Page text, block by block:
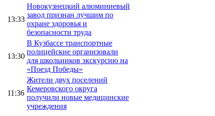
13:33
Новокузнецкий алюминиевый
завод признан лучшим по
охране здоровья и
безопасности труда
13:30
В Кузбассе транспортные
полицейские организовали
для школьников экскурсию на
«Поезд Победы»
11:36
Жители двух поселений
Кемеровского округа
получили новые медицинские
учреждения